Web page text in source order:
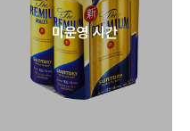
미운영 시간